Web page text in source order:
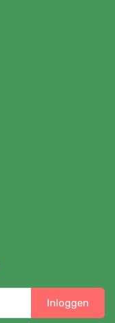
Inloggen